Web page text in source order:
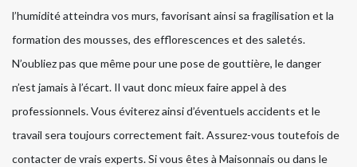
l’humidité atteindra vos murs, favorisant ainsi sa fragilisation et la
formation des mousses, des efflorescences et des saletés.
N’oubliez pas que même pour une pose de gouttière, le danger
n’est jamais à l’écart. Il vaut donc mieux faire appel à des
professionnels. Vous éviterez ainsi d’éventuels accidents et le
travail sera toujours correctement fait. Assurez-vous toutefois de
contacter de vrais experts. Si vous êtes à Maisonnais ou dans le